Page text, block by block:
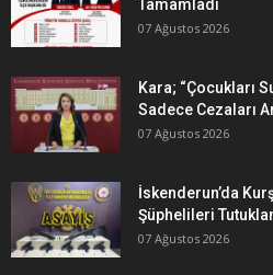
Tamamladı
07 Ağustos 2026
Kara; “Çocukları
Sadece Cezaları
07 Ağustos 2026
İskenderun’da
Şüphelileri
07 Ağustos 2026